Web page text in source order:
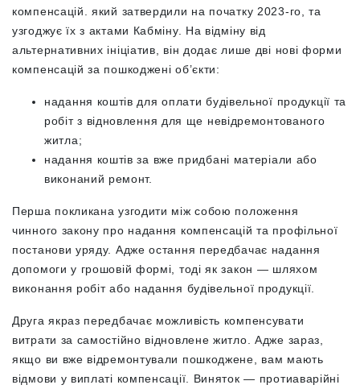
компенсацій. який затвердили на початку 2023-го, та
узгоджує їх з актами Кабміну. На відміну від
альтернативних ініціатив, він додає лише дві нові форми
компенсацій за пошкоджені об’єкти:
надання коштів для оплати будівельної продукції та
робіт з відновлення для ще невідремонтованого
житла;
надання коштів за вже придбані матеріали або
виконаний ремонт.
Перша покликана узгодити між собою положення
чинного закону про надання компенсацій та профільної
постанови уряду. Адже остання передбачає надання
допомоги у грошовій формі, тоді як закон — шляхом
виконання робіт або надання будівельної продукції.
Друга якраз передбачає можливість компенсувати
витрати за самостійно відновлене житло. Адже зараз,
якщо ви вже відремонтували пошкоджене, вам мають
відмови у виплаті компенсації. Виняток — протиаварійні